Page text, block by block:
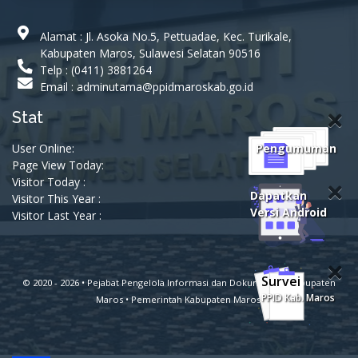
KAB. MAROS TA 2017
PELATIHAN DAERAH
KAB. MAROS TA 2...
7
Peraturan Bupati
Nomor 01 Tahun
Pelaksanaan
Penegakan Disiplin
Pegawai Negeri Sipil
di Lingkungan
Pemerintah
Kabupaten Maros
Peraturan Bupati
Nomor 01 Tahun
2015 Tentang
Pedoman dan
Petunjuk Tekn...
SK BUPATI MAROS
NOMOR
801/KPTS/800/II/2017
TENTANG
Alamat : Jl. Asoka No.5, Pettuadae, Kec. Turikale,
Kabupaten Maros, Sulawesi Selatan 90516
Telp : (0411) 3881264
Email : adminutama@ppidmaroskab.go.id
Stat
User Online:
Page View Today:
Visitor Today :
Visitor This Year :
Visitor Last Year :
© 2020 - 2026 • Pejabat Pengelola Informasi dan Dokumentasi Kabupaten
Maros • Pemerintah Kabupaten Maros.
Survei
PPID Kab. Maros
Dapatkan
Versi Android
Pengumuman